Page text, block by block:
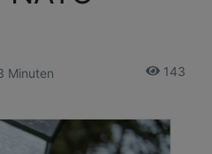
Minuten 143